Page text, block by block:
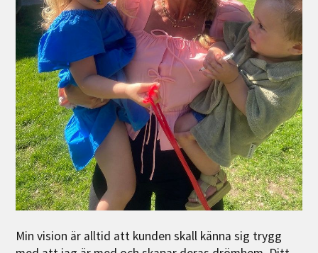
Min vision är alltid att kunden skall känna sig trygg